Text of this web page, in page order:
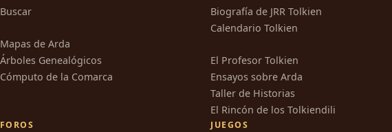
Buscar
Mapas de Arda
Árboles Genealógicos
Cómputo de la Comarca
Biografía de JRR Tolkien
Calendario Tolkien
El Profesor Tolkien
Ensayos sobre Arda
Taller de Historias
El Rincón de los Tolkiendili
FOROS JUEGOS